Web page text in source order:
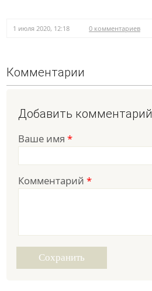
1 июля 2020, 12:18 0 комментариев
Комментарии
Добавить комментарий
Ваше имя *
Комментарий *